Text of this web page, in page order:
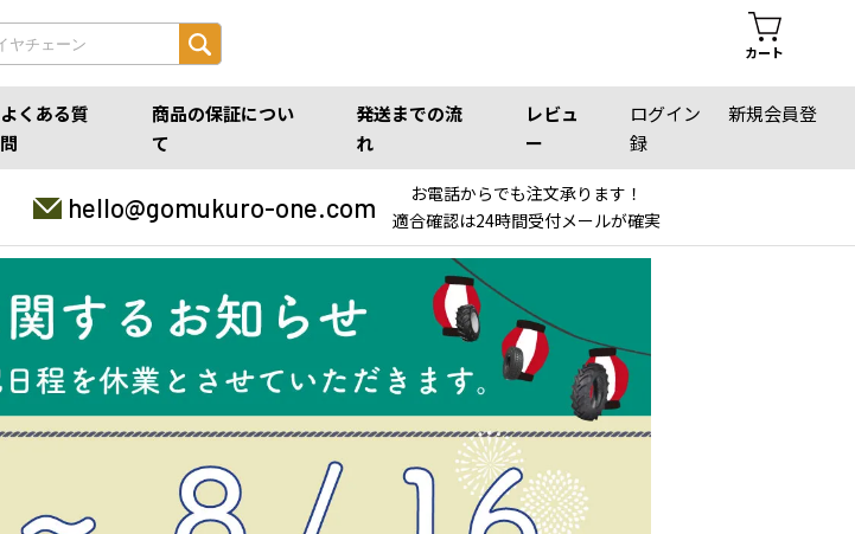
カート
よくある質
問
商品の保証につい
て
発送までの流
れ
レビュ
ー
ログイン
新規会員登
録
hello@gomukuro-one.com
お電話からでも注文承ります！
適合確認は24時間受付メールが確実